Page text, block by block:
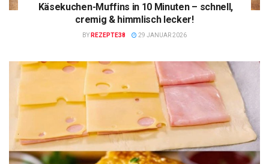
Käsekuchen-Muffins in 10 Minuten – schnell,
cremig & himmlisch lecker!
BY REZEPTE38 29 JANUAR 2026